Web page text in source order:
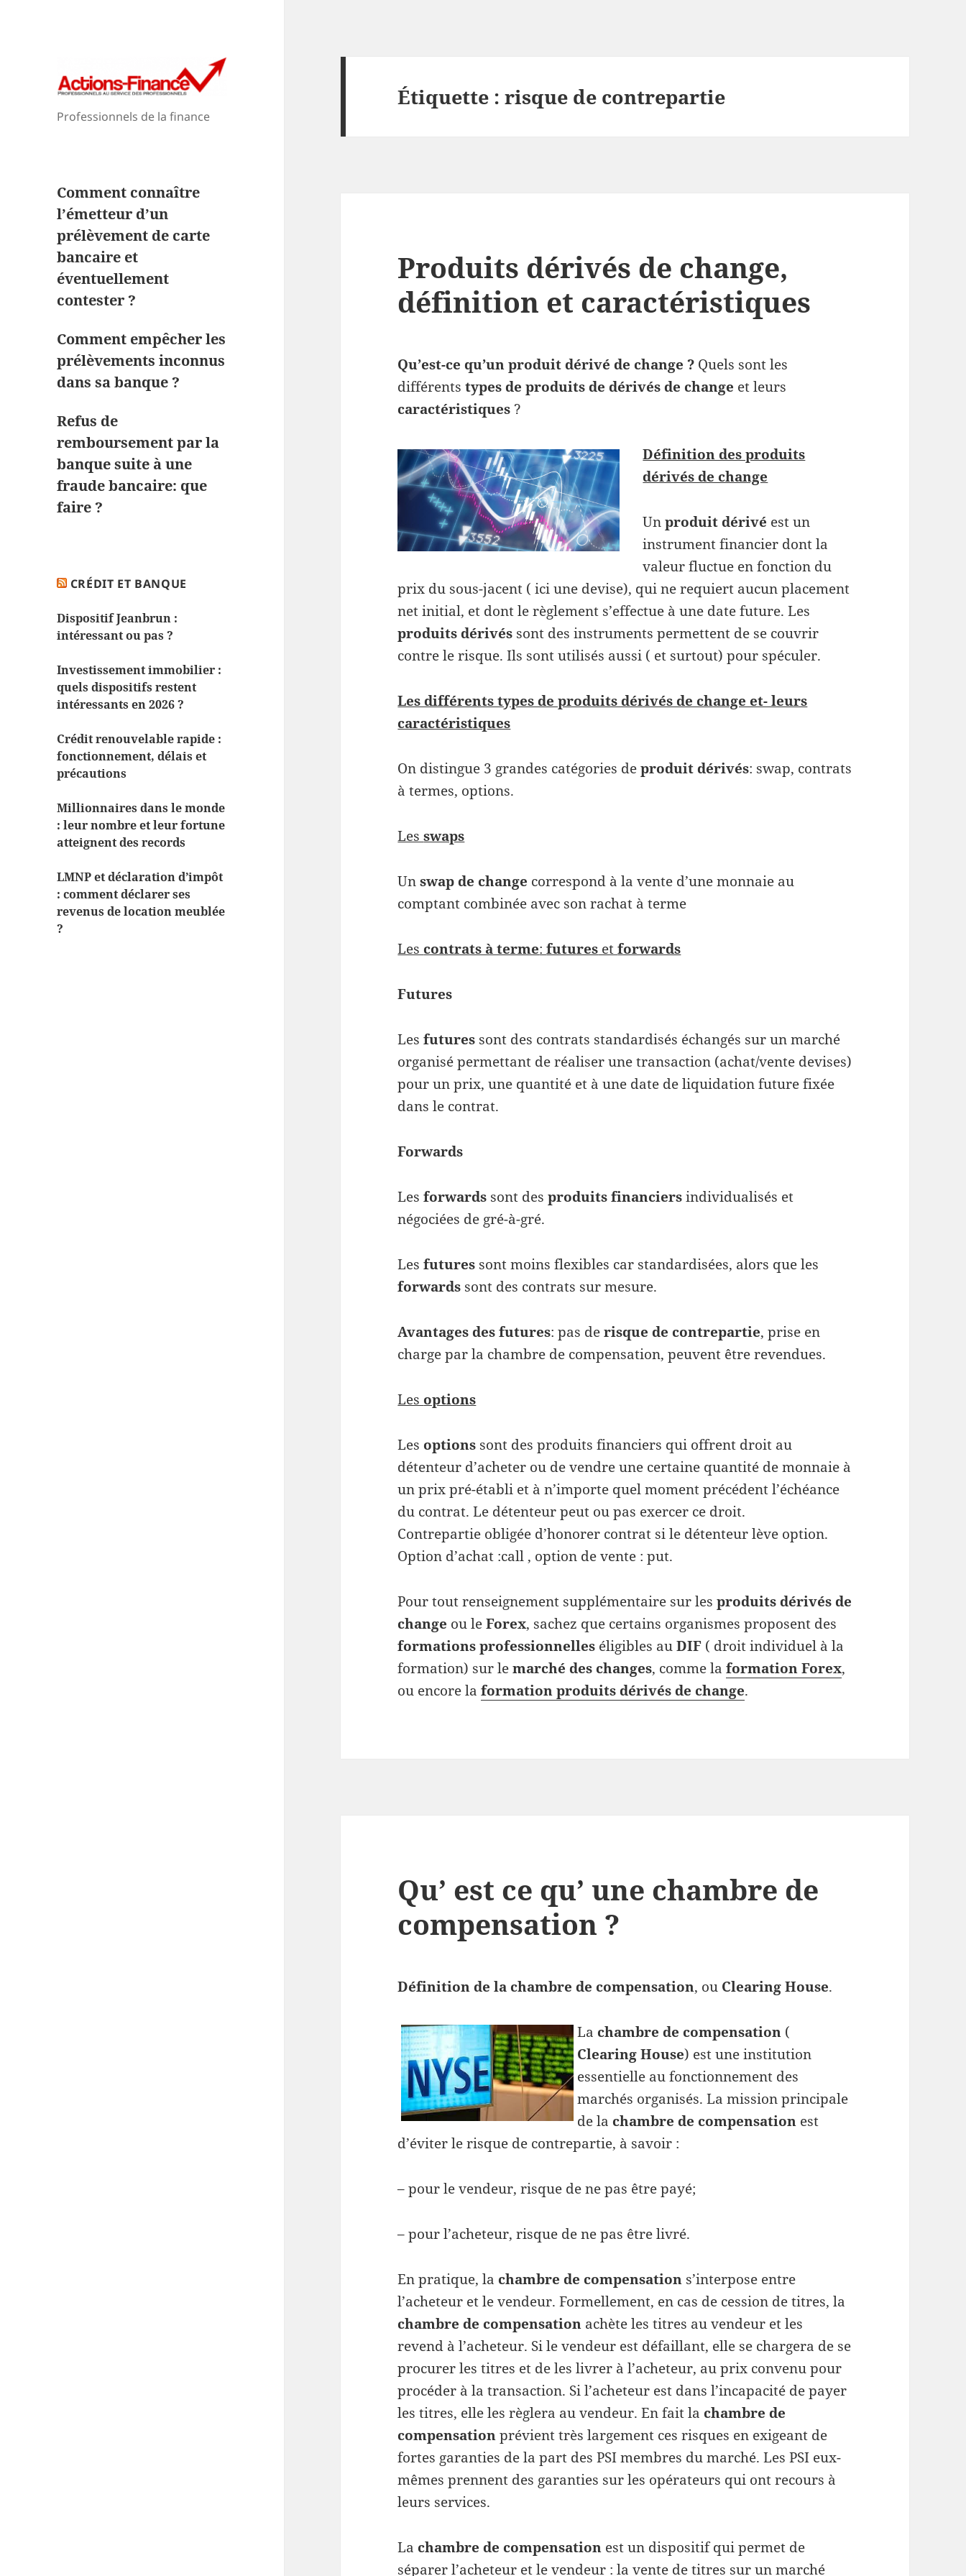
Professionnels de la finance
Comment connaître
l’émetteur d’un
prélèvement de carte
bancaire et
éventuellement
contester ?
Comment empêcher les
prélèvements inconnus
dans sa banque ?
Refus de
remboursement par la
banque suite à une
fraude bancaire: que
faire ?
CRÉDIT ET BANQUE
Dispositif Jeanbrun :
intéressant ou pas ?
Investissement immobilier :
quels dispositifs restent
intéressants en 2026 ?
Crédit renouvelable rapide :
fonctionnement, délais et
précautions
Millionnaires dans le monde
: leur nombre et leur fortune
atteignent des records
LMNP et déclaration d’impôt
: comment déclarer ses
revenus de location meublée
?
Étiquette :risque de contrepartie
Produits dérivés de change,
définition et caractéristiques
Qu’est-ce qu’un produit dérivé de change ? Quels sont les
différentstypes de produits de dérivés de change et leurs
caractéristiques ?
Définition des produits
dérivés de change
Unproduit dérivé est un
instrument financier dont la
valeur fluctue en fonction du
prix du sous-jacent ( ici une devise), qui ne requiert aucun placement
net initial, et dont le règlement s’effectue à une date future. Les
produits dérivés sont des instruments permettent de se couvrir
contre le risque. Ils sont utilisés aussi ( et surtout) pour spéculer.
Les différents types de produits dérivés de change et- leurs
caractéristiques
On distingue 3 grandes catégories deproduit dérivés: swap, contrats
à termes, options.
Lesswaps
Unswap de change correspond à la vente d’une monnaie au
comptant combinée avec son rachat à terme
Les contrats à terme:futures etforwards
Futures
Lesfutures sont des contrats standardisés échangés sur un marché
organisé permettant de réaliser une transaction (achat/vente devises)
pour un prix, une quantité et à une date de liquidation future fixée
dans le contrat.
Forwards
Lesforwards sont desproduits financiersindividualisés et
négociées de gré-à-gré.
Lesfutures sont moins flexibles car standardisées, alors que les
forwards sont des contrats sur mesure.
Avantages des futures: pas derisque de contrepartie, prise en
charge par la chambre de compensation, peuvent être revendues.
Les options
Les options sont des produits financiers qui offrent droit au
détenteur d’acheter ou de vendre une certaine quantité de monnaie à
un prix pré-établi et à n’importe quel moment précédent l’échéance
du contrat. Le détenteur peut ou pas exercer ce droit.
Contrepartie obligée d’honorer contrat si le détenteur lève option.
Option d’achat :call , option de vente : put.
Pour tout renseignement supplémentaire sur lesproduits dérivés de
change ou leForex, sachez que certains organismes proposent des
formations professionnelles éligibles auDIF ( droit individuel à la
formation) sur lemarché des changes, comme laformation Forex,
ou encore laformation produits dérivés de change.
Qu’ est ce qu’ une chambre de
compensation ?
Définition de la chambre de compensation, ou Clearing House.
La chambre de compensation (
Clearing House) est une institution
essentielle au fonctionnement des
marchés organisés. La mission principale
de la chambre de compensation est
d’éviter le risque de contrepartie, à savoir :
– pour le vendeur, risque de ne pas être payé;
– pour l’acheteur, risque de ne pas être livré.
En pratique, la chambre de compensation s’interpose entre
l’acheteur et le vendeur. Formellement, en cas de cession de titres, la
chambre de compensation achète les titres au vendeur et les
revend à l’acheteur. Si le vendeur est défaillant, elle se chargera de se
procurer les titres et de les livrer à l’acheteur, au prix convenu pour
procéder à la transaction. Si l’acheteur est dans l’incapacité de payer
les titres, elle les règlera au vendeur. En fait la chambre de
compensationprévient très largement ces risques en exigeant de
fortes garanties de la part des PSI membres du marché. Les PSI eux-
mêmes prennent des garanties sur les opérateurs qui ont recours à
leurs services.
La chambre de compensation est un dispositif qui permet de
séparer l’acheteur et le vendeur : la vente de titres sur un marché